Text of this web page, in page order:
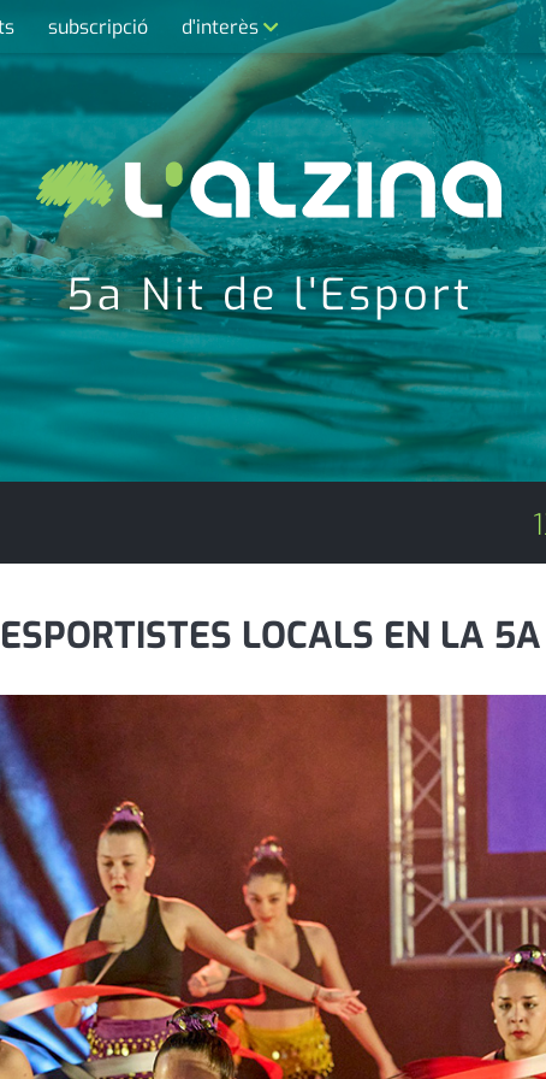
subscripció d'interès
contacte
farmàcies
telèfons
calendari
5a Nit de l'Esport
LOCALS EN LA